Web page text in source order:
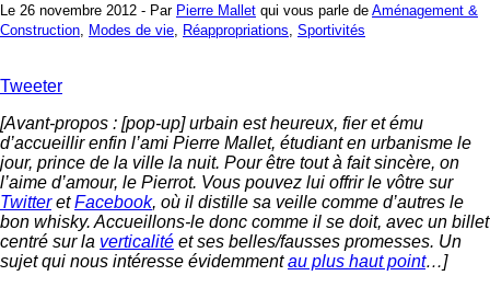
Le 26 novembre 2012 - Par Pierre Mallet qui vous parle de Aménagement &
Construction Modes de vie Réappropriations Sportivités
Tweeter
[Avant-propos : [pop-up] urbain est heureux, fier et ému
d’accueillir enfin l’ami Pierre Mallet, étudiant en urbanisme le
jour, prince de la ville la nuit. Pour être tout à fait sincère, on
l’aime d’amour, le Pierrot. Vous pouvez lui offrir le vôtre sur
TwitteretFacebook, où il distille sa veille comme d’autres le
bon whisky. Accueillons-le donc comme il se doit, avec un billet
centré sur la verticalité et ses belles/fausses promesses. Un
sujet qui nous intéresse évidemmentau plus haut point…]